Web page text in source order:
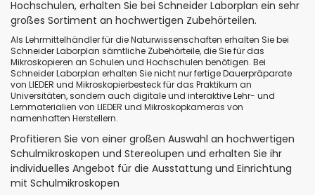
Hochschulen, erhalten Sie bei Schneider Laborplan ein sehr
großes Sortiment an hochwertigen Zubehörteilen.
Als Lehrmittelhändler für die Naturwissenschaften erhalten Sie bei
Schneider Laborplan sämtliche Zubehörteile, die Sie für das
Mikroskopieren an Schulen und Hochschulen benötigen. Bei
Schneider Laborplan erhalten Sie nicht nur fertige Dauerpräparate
von LIEDER und Mikroskopierbesteck für das Praktikum an
Universitäten, sondern auch digitale und interaktive Lehr- und
Lernmaterialien von LIEDER und Mikroskopkameras von
namenhaften Herstellern.
Profitieren Sie von einer großen Auswahl an hochwertigen
Schulmikroskopen und Stereolupen und erhalten Sie ihr
individuelles Angebot für die Ausstattung und Einrichtung
mit Schulmikroskopen